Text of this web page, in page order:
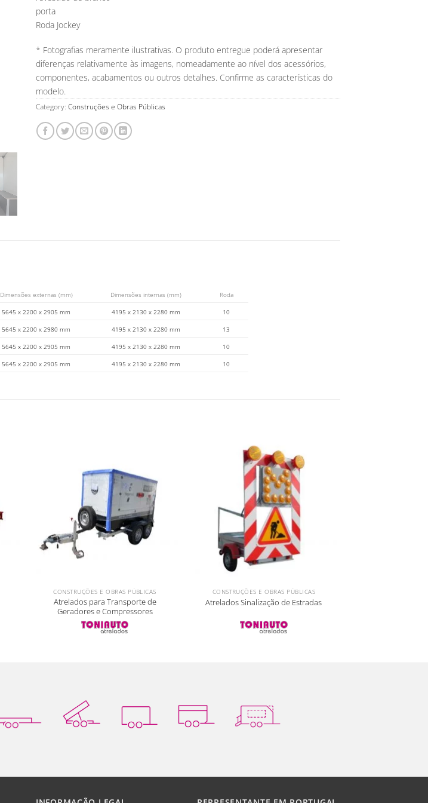
porta
Roda Jockey
* Fotografias meramente ilustrativas. O produto entregue poderá apresentar
diferenças relativamente às imagens, nomeadamente ao nível dos acessórios,
componentes, acabamentos ou outros detalhes. Confirme as características do
modelo.
Category: Construções e Obras Públicas
Dimensões externas (mm) Dimensões internas (mm) Roda
5645 x 2200 x 2905 mm 4195 x 2130 x 2280 mm 10
5645 x 2200 x 2980 mm 4195 x 2130 x 2280 mm 13
5645 x 2200 x 2905 mm 4195 x 2130 x 2280 mm 10
5645 x 2200 x 2905 mm 4195 x 2130 x 2280 mm 10
CONSTRUÇÕES E OBRAS PÚBLICAS
Atrelados para Transporte de
Geradores e Compressores
CONSTRUÇÕES E OBRAS PÚBLICAS
Atrelados Sinalização de Estradas